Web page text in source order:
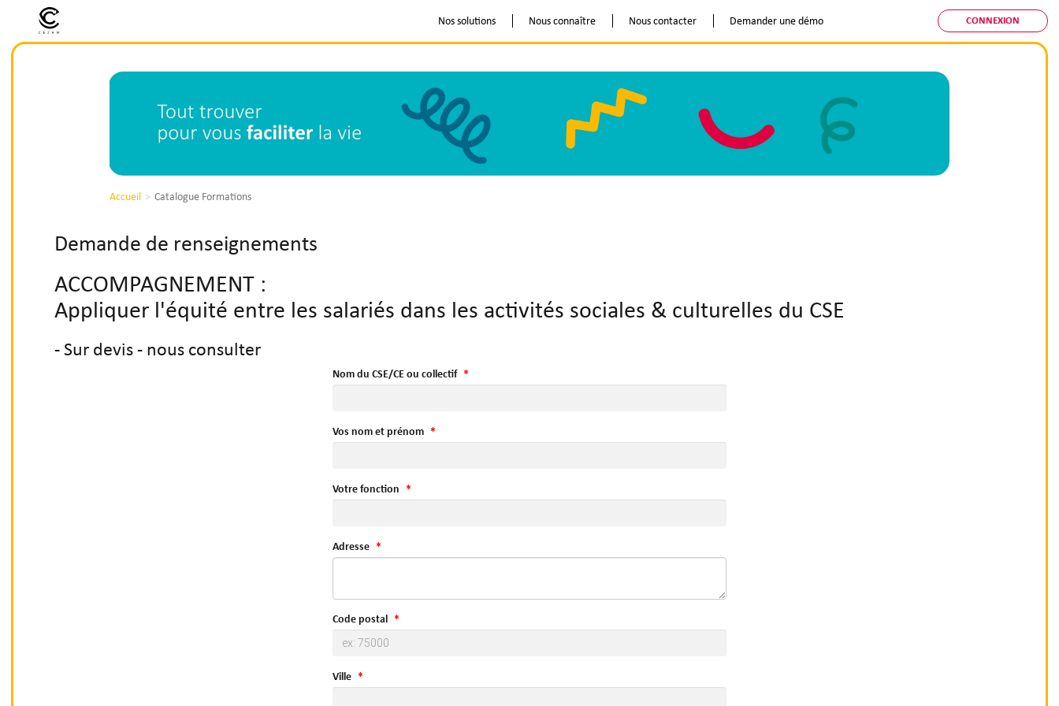
Nos solutions Nous connaître Nous contacter Demander une démo CONNEXION
Accueil Catalogue Formations
Demande de renseignements
ACCOMPAGNEMENT :
Appliquer l'équité entre les salariés dans les activités sociales & culturelles du CSE
- Sur devis - nous consulter
Nom du CSE/CE ou collectif
Vos nom et prénom
Votre fonction
Adresse
Code postal
Ville